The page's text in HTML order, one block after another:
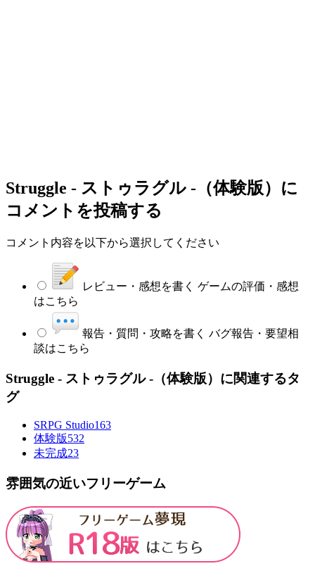
Struggle - ストゥラグル -（体験版） に
コメントを投稿する
コメント内容を以下から選択してください
レビュー・感想を書く ゲームの評価・感想
はこちら
報告・質問・攻略を書く バグ報告・要望相
談はこちら
Struggle - ストゥラグル -（体験版）に関連するタ
グ
SRPG Studio163
体験版532
未完成23
雰囲気の近いフリーゲーム